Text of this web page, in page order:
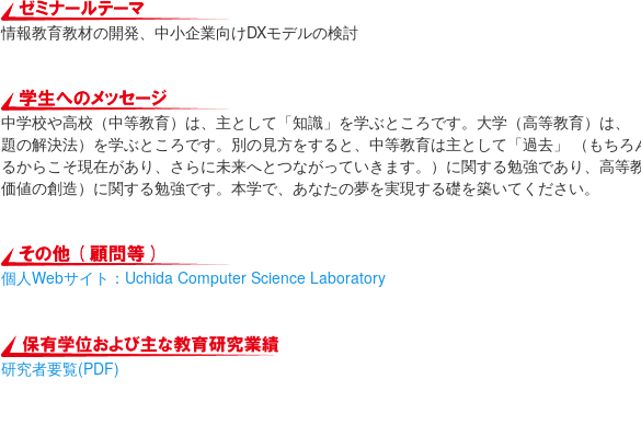
情報教育教材の開発、中小企業向けDXモデルの検討
中学校や高校（中等教育）は、主として「知識」を学ぶところです。大学（高等教育）は、
題の解決法）を学ぶところです。別の見方をすると、中等教育は主として「過去」 （もちろ
るからこそ現在があり、さらに未来へとつながっていきます。）に関する勉強であり、高等
価値の創造）に関する勉強です。本学で、あなたの夢を実現する礎を築いてください。
個人Webサイト：Uchida Computer Science Laboratory
研究者要覧(PDF)